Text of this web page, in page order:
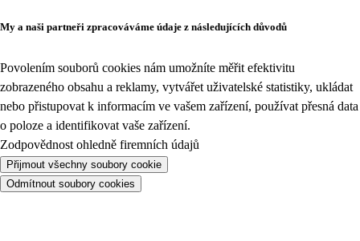
My a naši partneři zpracováváme údaje z následujících důvodů
Povolením souborů cookies nám umožníte měřit efektivitu
zobrazeného obsahu a reklamy, vytvářet uživatelské statistiky, ukládat
nebo přistupovat k informacím ve vašem zařízení, používat přesná data
o poloze a identifikovat vaše zařízení.
Zodpovědnost ohledně firemních údajů
Přijmout všechny soubory cookie
Odmítnout soubory cookies